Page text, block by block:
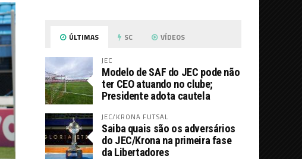
ÚLTIMAS SC VÍDEOS
JEC
Modelo de SAF do JEC pode não
ter CEO atuando no clube;
Presidente adota cautela
JEC/KRONA FUTSAL
Saiba quais são os adversários
do JEC/Krona na primeira fase
da Libertadores